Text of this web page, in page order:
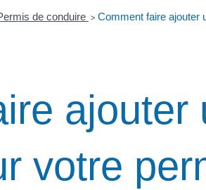
de conduire > Comment faire ajouter
ajouter
votre